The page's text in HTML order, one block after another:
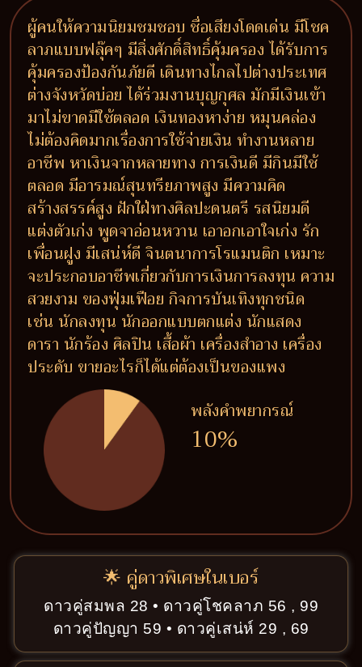
ผู้คนให้ความนิยมชมชอบ ชื่อเสียงโดดเด่น มีโชค
ลาภแบบฟลุ๊คๆ มีสิ่งศักดิ์สิทธิ์คุ้มครอง ได้รับการ
คุ้มครองป้องกันภัยดี เดินทางไกลไปต่างประเทศ
ต่างจังหวัดบ่อย ได้ร่วมงานบุญกุศล มักมีเงินเข้า
มาไม่ขาดมีใช้ตลอด เงินทองหาง่าย หมุนคล่อง
ไม่ต้องคิดมากเรื่องการใช้จ่ายเงิน ทำงานหลาย
อาชีพ หาเงินจากหลายทาง การเงินดี มีกินมีใช้
ตลอด มีอารมณ์สุนทรียภาพสูง มีความคิด
สร้างสรรค์สูง ฝักใฝ่ทางศิลปะดนตรี รสนิยมดี
แต่งตัวเก่ง พูดจาอ่อนหวาน เอาอกเอาใจเก่ง รัก
เพื่อนฝูง มีเสน่ห์ดี จินตนาการโรแมนติก เหมาะ
จะประกอบอาชีพเกี่ยวกับการเงินการลงทุน ความ
สวยงาม ของฟุ่มเฟือย กิจการบันเทิงทุกชนิด
เช่น นักลงทุน นักออกแบบตกแต่ง นักแสดง
ดารา นักร้อง ศิลปิน เสื้อผ้า เครื่องสำอาง เครื่อง
ประดับ ขายอะไรก็ได้แต่ต้องเป็นของแพง
พลังคำพยากรณ์
10%
🌟 คู่ดาวพิเศษในเบอร์
ดาวคู่สมพล 28 • ดาวคู่โชคลาภ 56 , 99
ดาวคู่ปัญญา 59 • ดาวคู่เสน่ห์ 29 , 69